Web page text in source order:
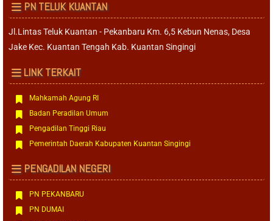
PN TELUK KUANTAN
Jl.Lintas Teluk Kuantan - Pekanbaru Km. 6,5 Kebun Nenas, Desa
Jake Kec. Kuantan Tengah Kab. Kuantan Singingi
LINK TERKAIT
Mahkamah Agung RI
Badan Peradilan Umum
Pengadilan Tinggi Riau
Pemerintah Daerah Kabupaten Kuantan Singingi
PENGADILAN NEGERI
PN PEKANBARU
PN DUMAI